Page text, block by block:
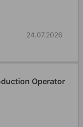
24.07.2026
Operator